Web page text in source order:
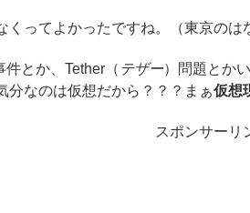
くってよかったですね。（東京のは
とか、Tether（ テザー）問題とか
分なのは仮想だから？？？まぁ仮想
スポンサーリ